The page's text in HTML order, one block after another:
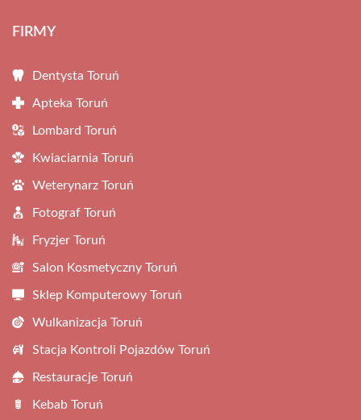
FIRMY
Dentysta Toruń
Apteka Toruń
Lombard Toruń
Kwiaciarnia Toruń
Weterynarz Toruń
Fotograf Toruń
Fryzjer Toruń
Salon Kosmetyczny Toruń
Sklep Komputerowy Toruń
Wulkanizacja Toruń
Stacja Kontroli Pojazdów Toruń
Restauracje Toruń
Kebab Toruń